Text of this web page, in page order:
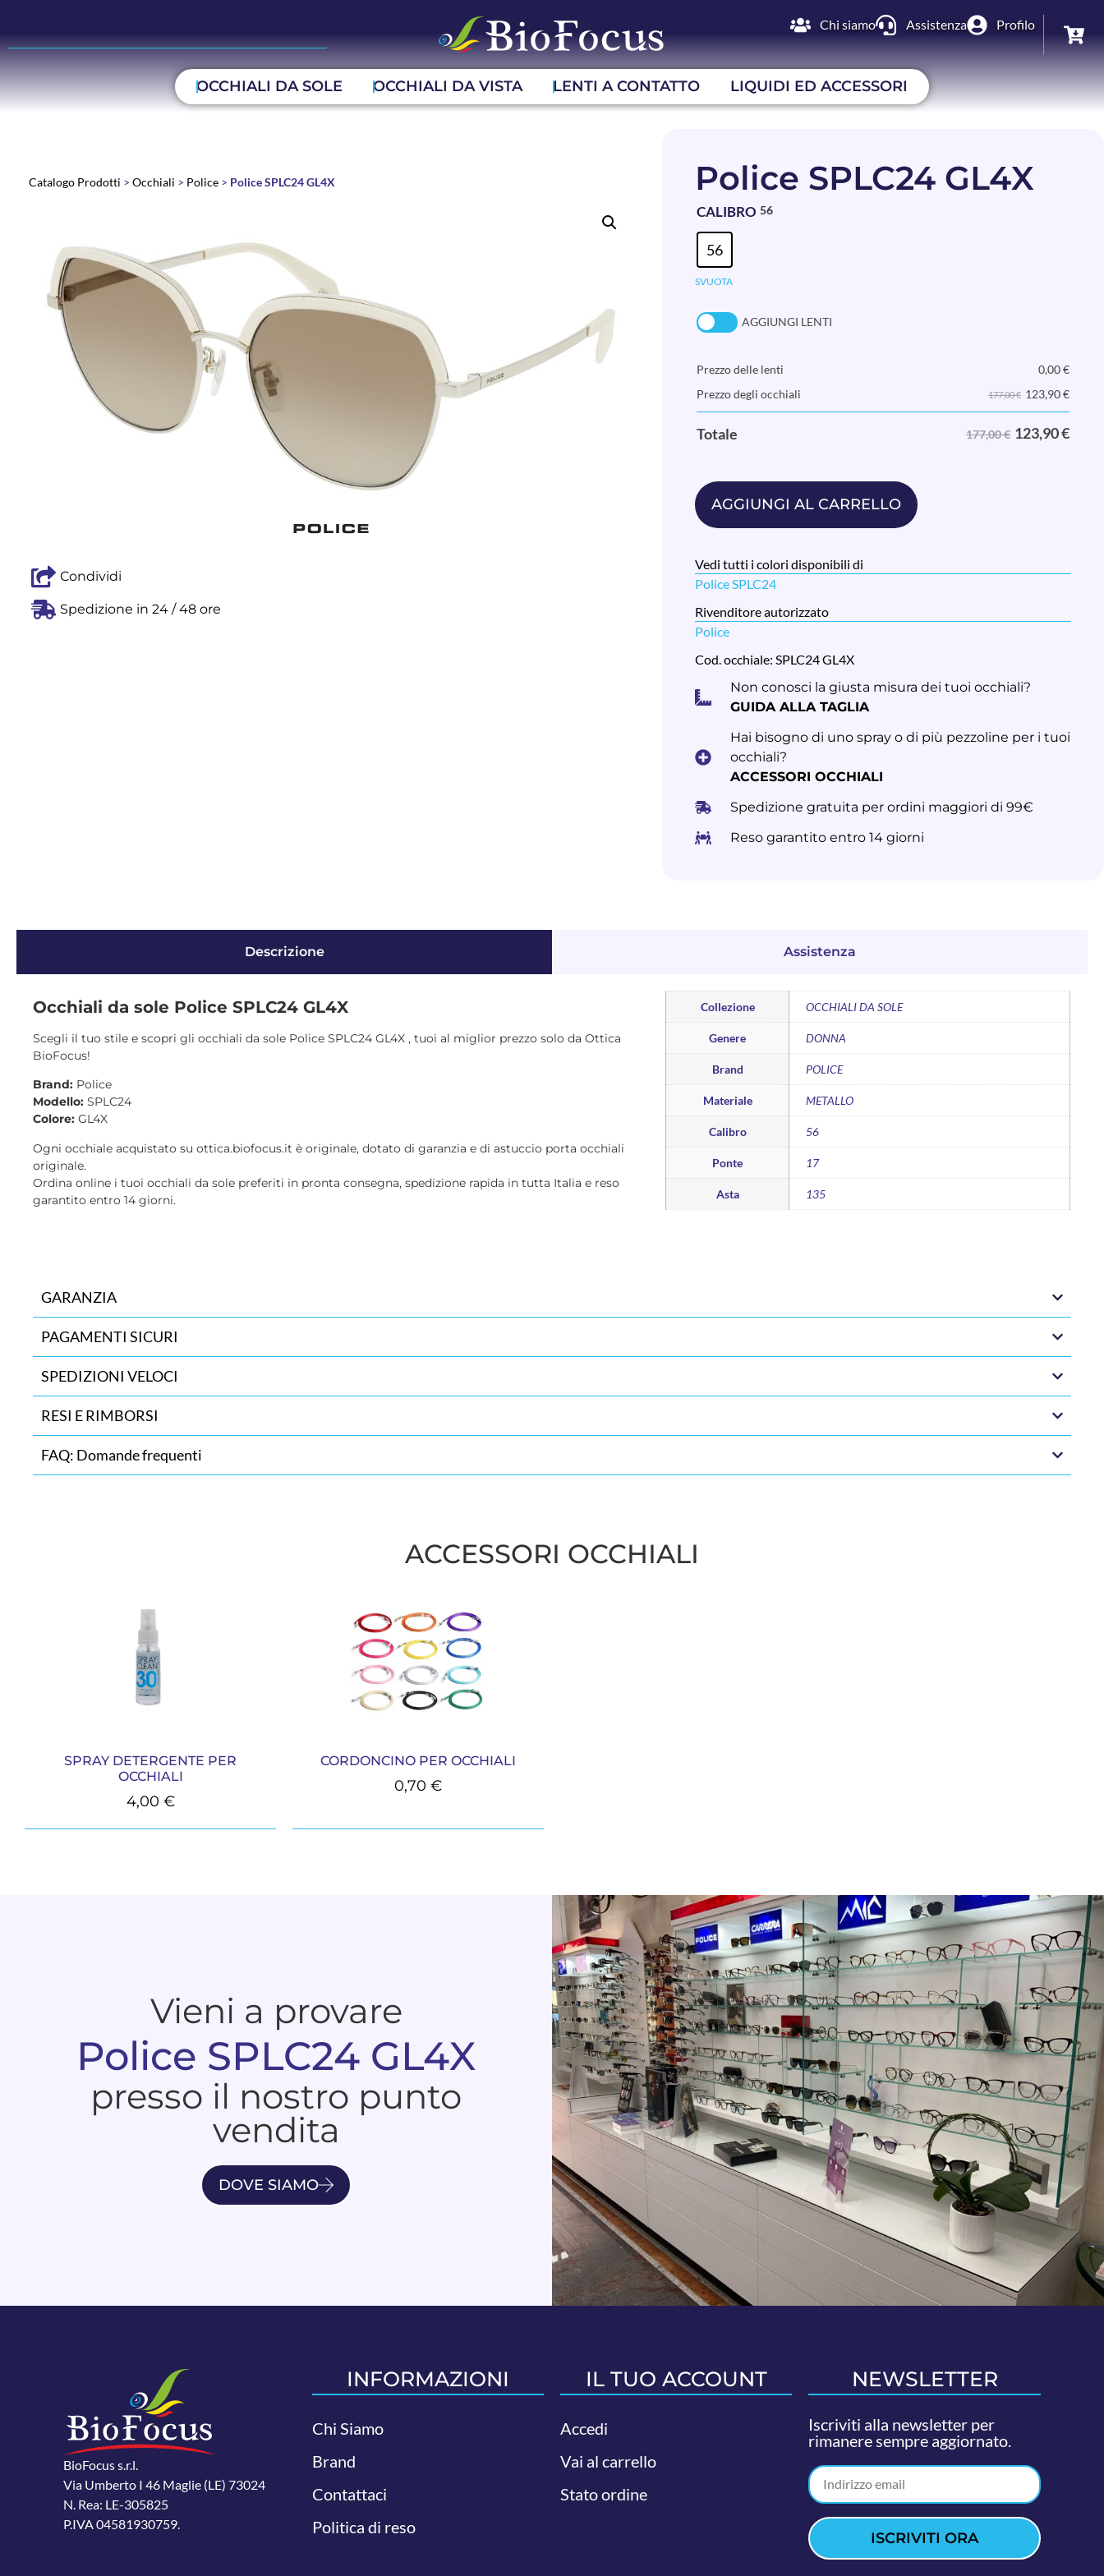
Chi siamo Assistenza Profilo
OCCHIALI DA SOLE OCCHIALI DA VISTA LENTI A CONTATTO LIQUIDI ED ACCESSORI
Catalogo Prodotti > Occhiali > Police > Police SPLC24 GL4X
Condividi
Spedizione in 24 / 48 ore
Police SPLC24 GL4X
CALIBRO 56
56
SVUOTA
AGGIUNGI LENTI
Prezzo delle lenti 0,00€
Prezzo degli occhiali
177,00 € 123,90€
Totale 177,00 € 123,90€
AGGIUNGI AL CARRELLO
Vedi tutti i colori disponibili di
Police SPLC24
Rivenditore autorizzato
Police
Cod. occhiale: SPLC24 GL4X
Non conosci la giusta misura dei tuoi occhiali?
GUIDA ALLA TAGLIA
Hai bisogno di uno spray o di più pezzoline per i tuoi
occhiali?
ACCESSORI OCCHIALI
Spedizione gratuita per ordini maggiori di 99€
Reso garantito entro 14 giorni
Descrizione Assistenza
Occhiali da sole Police SPLC24 GL4X
Scegli il tuo stile e scopri gli occhiali da sole Police SPLC24 GL4X , tuoi al miglior prezzo solo da Ottica
BioFocus!
Brand: Police
Modello: SPLC24
Colore: GL4X
Ogni occhiale acquistato su ottica.biofocus.it è originale, dotato di garanzia e di astuccio porta occhiali
originale.
Ordina online i tuoi occhiali da sole preferiti in pronta consegna, spedizione rapida in tutta Italia e reso
garantito entro 14 giorni.
Collezione OCCHIALI DA SOLE
Genere DONNA
Brand POLICE
Materiale METALLO
Calibro 56
Ponte 17
Asta 135
GARANZIA
PAGAMENTI SICURI
SPEDIZIONI VELOCI
RESI E RIMBORSI
FAQ: Domande frequenti
ACCESSORI OCCHIALI
SPRAY DETERGENTE PER
OCCHIALI
4,00 €
CORDONCINO PER OCCHIALI
0,70 €
Vieni a provare
Police SPLC24 GL4X
presso il nostro punto
vendita
DOVE SIAMO
BioFocus s.r.l.
Via Umberto I 46 Maglie (LE) 73024
N. Rea: LE-305825
P.IVA 04581930759.
INFORMAZIONI
Chi Siamo
Brand
Contattaci
Politica di reso
IL TUO ACCOUNT
Accedi
Vai al carrello
Stato ordine
NEWSLETTER
Iscriviti alla newsletter per
rimanere sempre aggiornato.
ISCRIVITI ORA